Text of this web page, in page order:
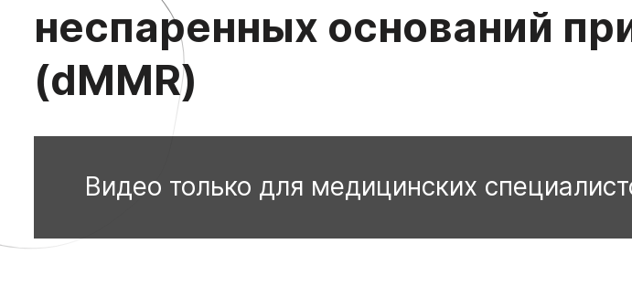
неспаренных оснований
(dMMR)